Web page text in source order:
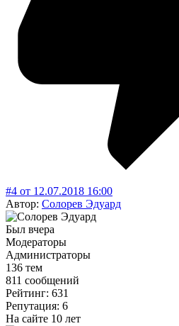
#4 от 12.07.2018 16:00
Автор: Солорев Эдуард
Был вчера
Модераторы
Администраторы
136 тем
811 сообщений
Рейтинг: 631
Репутация: 6
На сайте 10 лет